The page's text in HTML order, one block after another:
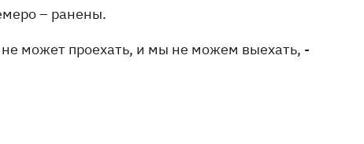
– ранены.
может проехать, и мы не можем выехать, -